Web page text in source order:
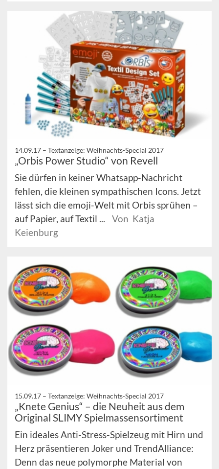
14.09.17 – Textanzeige: Weihnachts-Special 2017
„Orbis Power Studio“ von Revell
Sie dürfen in keiner Whatsapp-Nachricht
fehlen, die kleinen sympathischen Icons. Jetzt
lässt sich die emoji-Welt mit Orbis sprühen –
auf Papier, auf Textil ...
Von Katja
Keienburg
15.09.17 – Textanzeige: Weihnachts-Special 2017
„Knete Genius“ – die Neuheit aus dem
Original SLIMY Spielmassensortiment
Ein ideales Anti-Stress-Spielzeug mit Hirn und
Herz präsentieren Joker und TrendAlliance:
Denn das neue polymorphe Material von